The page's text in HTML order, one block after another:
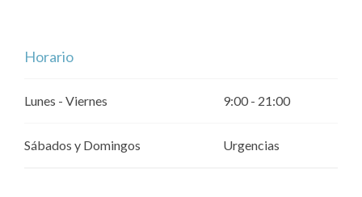
Horario
Lunes - Viernes 9:00 - 21:00
Sábados y Domingos Urgencias